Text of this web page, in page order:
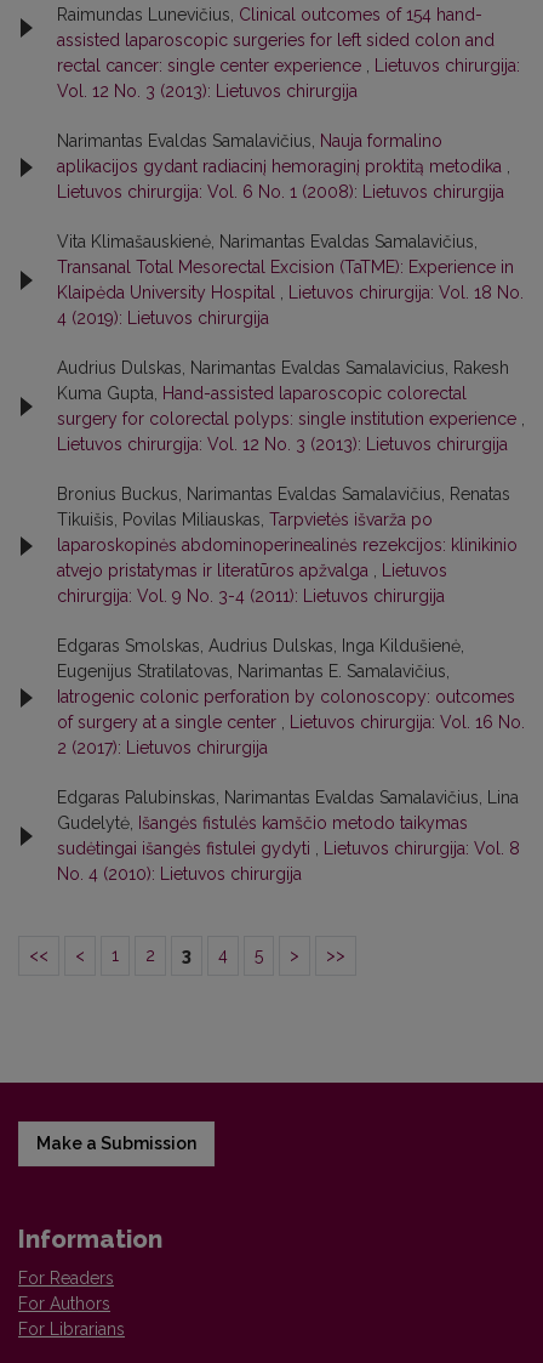
Raimundas Lunevičius, Clinical outcomes of 154 hand-
assisted laparoscopic surgeries for left sided colon and
rectal cancer: single center experience
Lietuvos chirurgija:
Vol. 12 No. 3 (2013): Lietuvos chirurgija
Narimantas Evaldas Samalavičius,
Nauja formalino
aplikacijos gydant radiacinį hemoraginį proktitą metodika
Lietuvos chirurgija: Vol. 6 No. 1 (2008): Lietuvos chirurgija
Vita Klimašauskienė, Narimantas Evaldas Samalavičius,
Transanal Total Mesorectal Excision (TaTME): Experience in
Klaipėda University Hospital
Lietuvos chirurgija: Vol. 18 No.
4 (2019): Lietuvos chirurgija
Audrius Dulskas, Narimantas Evaldas Samalavicius, Rakesh
Kuma Gupta,
Hand-assisted laparoscopic colorectal
surgery for colorectal polyps: single institution experience
Lietuvos chirurgija: Vol. 12 No. 3 (2013): Lietuvos chirurgija
Bronius Buckus, Narimantas Evaldas Samalavičius, Renatas
Tikuišis, Povilas Miliauskas, Tarpvietės išvarža po
laparoskopinės abdominoperinealinės rezekcijos: klinikinio
atvejo pristatymas ir literatūros apžvalga
Lietuvos
chirurgija: Vol. 9 No. 3-4 (2011): Lietuvos chirurgija
Edgaras Smolskas, Audrius Dulskas, Inga Kildušienė,
Eugenijus Stratilatovas, Narimantas E. Samalavičius,
Iatrogenic colonic perforation by colonoscopy: outcomes
of surgery at a single center
Lietuvos chirurgija: Vol. 16 No.
2 (2017): Lietuvos chirurgija
Edgaras Palubinskas, Narimantas Evaldas Samalavičius, Lina
Gudelytė,
Išangės fistulės kamščio metodo taikymas
sudėtingai išangės fistulei gydyti
Lietuvos chirurgija: Vol. 8
No. 4 (2010): Lietuvos chirurgija
<< < 1 2 3 4 5 > >>
Make a Submission
Information
For Readers
For Authors
For Librarians